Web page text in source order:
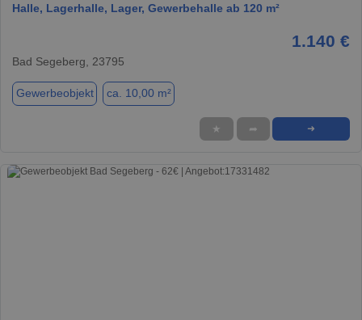
Halle, Lagerhalle, Lager, Gewerbehalle ab 120 m²
1.140 €
Bad Segeberg, 23795
Gewerbeobjekt ca. 10,00 m²
★ ➦ ➜